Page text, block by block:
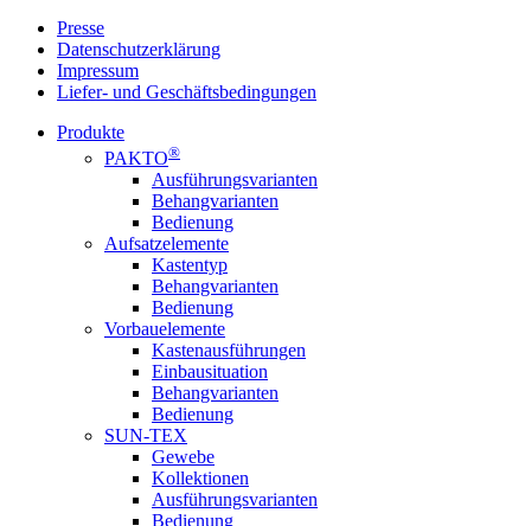
Presse
Datenschutzerklärung
Impressum
Liefer- und Geschäftsbedingungen
Produkte
PAKTO®
Ausführungsvarianten
Behangvarianten
Bedienung
Aufsatzelemente
Kastentyp
Behangvarianten
Bedienung
Vorbauelemente
Kastenausführungen
Einbausituation
Behangvarianten
Bedienung
SUN-TEX
Gewebe
Kollektionen
Ausführungsvarianten
Bedienung